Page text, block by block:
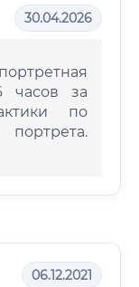
30.04.2026
часов за
по
06.12.2021